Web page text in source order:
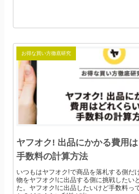
お得な買い方徹底研究
ヤフオク! 出品にかかる費用
手数料の計算方法
いつもはヤフオク!で商品を落札する側だ
物をヤフオク!に出品する側に挑戦したい
た。ヤフオク!に出品したいけど手数料っ